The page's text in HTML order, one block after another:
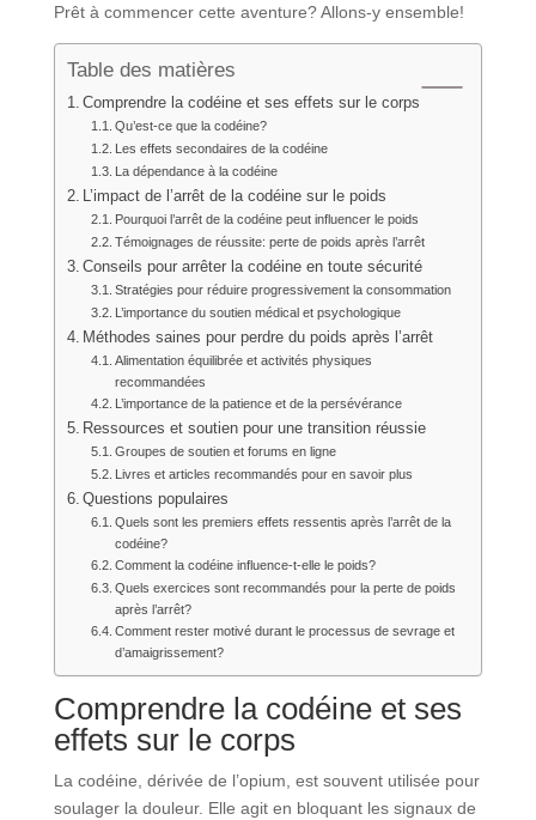
Prêt à commencer cette aventure? Allons-y ensemble!
Table des matières
Comprendre la codéine et ses effets sur le corps
Qu’est-ce que la codéine?
Les effets secondaires de la codéine
La dépendance à la codéine
L’impact de l’arrêt de la codéine sur le poids
Pourquoi l’arrêt de la codéine peut influencer le poids
Témoignages de réussite: perte de poids après l’arrêt
Conseils pour arrêter la codéine en toute sécurité
Stratégies pour réduire progressivement la consommation
L’importance du soutien médical et psychologique
Méthodes saines pour perdre du poids après l’arrêt
Alimentation équilibrée et activités physiques
recommandées
L’importance de la patience et de la persévérance
Ressources et soutien pour une transition réussie
Groupes de soutien et forums en ligne
Livres et articles recommandés pour en savoir plus
Questions populaires
Quels sont les premiers effets ressentis après l’arrêt de la
codéine?
Comment la codéine influence-t-elle le poids?
Quels exercices sont recommandés pour la perte de poids
après l’arrêt?
Comment rester motivé durant le processus de sevrage et
d’amaigrissement?
Comprendre la codéine et ses
effets sur le corps
La codéine, dérivée de l’opium, est souvent utilisée pour
soulager la douleur. Elle agit en bloquant les signaux de